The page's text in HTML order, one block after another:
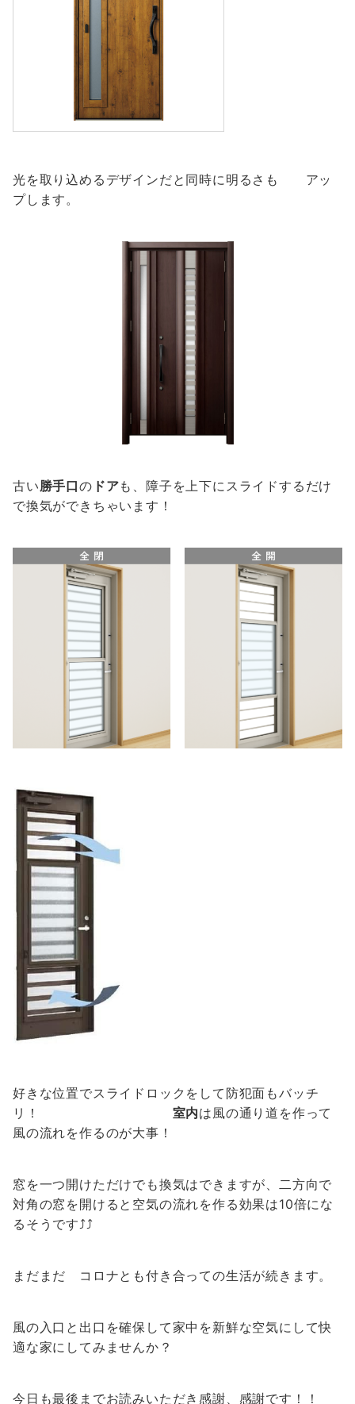
光を取り込めるデザインだと同時に明るさも アッ
プします。
古い勝手口の ドアも、障子を上下にスライドするだけ
で換気ができちゃいます！
好きな位置でスライドロックをして防犯面もバッチ
リ！ 室内は風の通り道を作って
風の流れを作るのが大事！
窓を一つ開けただけでも換気はできますが、二方向で
対角の窓を開けると空気の流れを作る効果は10倍にな
るそうです⤴⤴
まだまだ コロナとも付き合っての生活が続きます。
風の入口と出口を確保して家中を新鮮な空気にして快
適な家にしてみませんか？
今日も最後までお読みいただき感謝、感謝です！！